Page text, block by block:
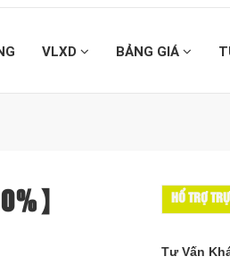
VLXD BẢNG GIÁ
】 HỔ TRỢ
Tư Vấn